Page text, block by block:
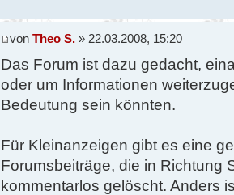
von Theo S. » 22.03.2008, 15:20
Das Forum ist dazu gedacht,
oder um Informationen
Bedeutung sein könnten.
Für Kleinanzeigen gibt es eine
Forumsbeiträge, die in Richtung
kommentarlos gelöscht. Anders